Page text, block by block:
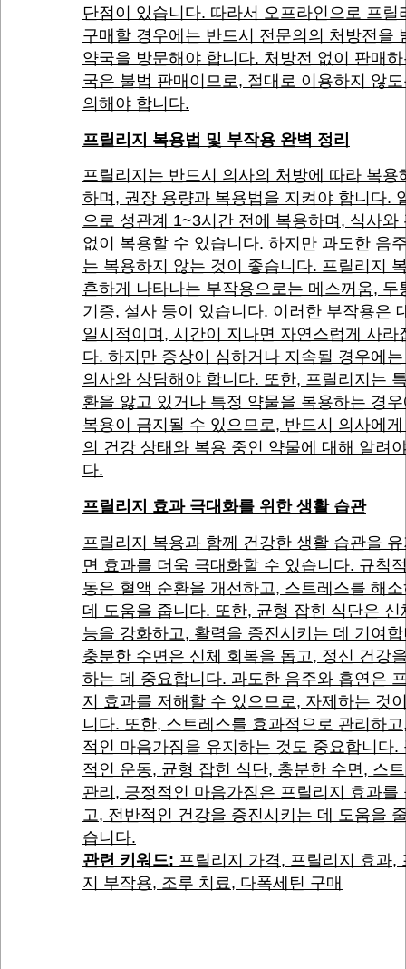
단점이 있습니다. 따라서 오프라인으로 프릴
구매할 경우에는 반드시 전문의의 처방전을
약국을 방문해야 합니다. 처방전 없이 판매
국은 불법 판매이므로, 절대로 이용하지 않
의해야 합니다.
프릴리지 복용법 및 부작용 완벽 정리
프릴리지는 반드시 의사의 처방에 따라 복용
하며, 권장 용량과 복용법을 지켜야 합니다.
으로 성관계 1~3시간 전에 복용하며, 식사와
없이 복용할 수 있습니다. 하지만 과도한 음
는 복용하지 않는 것이 좋습니다. 프릴리지
흔하게 나타나는 부작용으로는 메스꺼움, 두
기증, 설사 등이 있습니다. 이러한 부작용은
일시적이며, 시간이 지나면 자연스럽게 사라
다. 하지만 증상이 심하거나 지속될 경우에
의사와 상담해야 합니다. 또한, 프릴리지는
환을 앓고 있거나 특정 약물을 복용하는 경
복용이 금지될 수 있으므로, 반드시 의사에
의 건강 상태와 복용 중인 약물에 대해 알려
다.
프릴리지 효과 극대화를 위한 생활 습관
프릴리지 복용과 함께 건강한 생활 습관을
면 효과를 더욱 극대화할 수 있습니다. 규칙
동은 혈액 순환을 개선하고, 스트레스를 해
데 도움을 줍니다. 또한, 균형 잡힌 식단은 신
능을 강화하고, 활력을 증진시키는 데 기여
충분한 수면은 신체 회복을 돕고, 정신 건강
하는 데 중요합니다. 과도한 음주와 흡연은
지 효과를 저해할 수 있으므로, 자제하는 것
니다. 또한, 스트레스를 효과적으로 관리하
적인 마음가짐을 유지하는 것도 중요합니다.
적인 운동, 균형 잡힌 식단, 충분한 수면, 스
관리, 긍정적인 마음가짐은 프릴리지 효과를
고, 전반적인 건강을 증진시키는 데 도움을
습니다.
관련 키워드: 프릴리지 가격, 프릴리지 효과,
지 부작용, 조루 치료, 다폭세틴 구매